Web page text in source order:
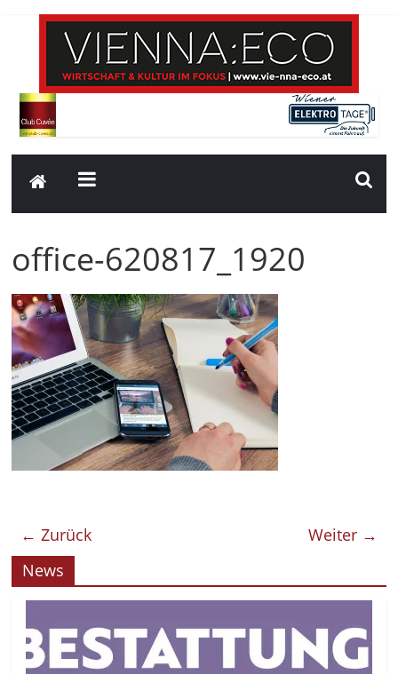
office-620817_1920
← Zurück
Weiter →
News